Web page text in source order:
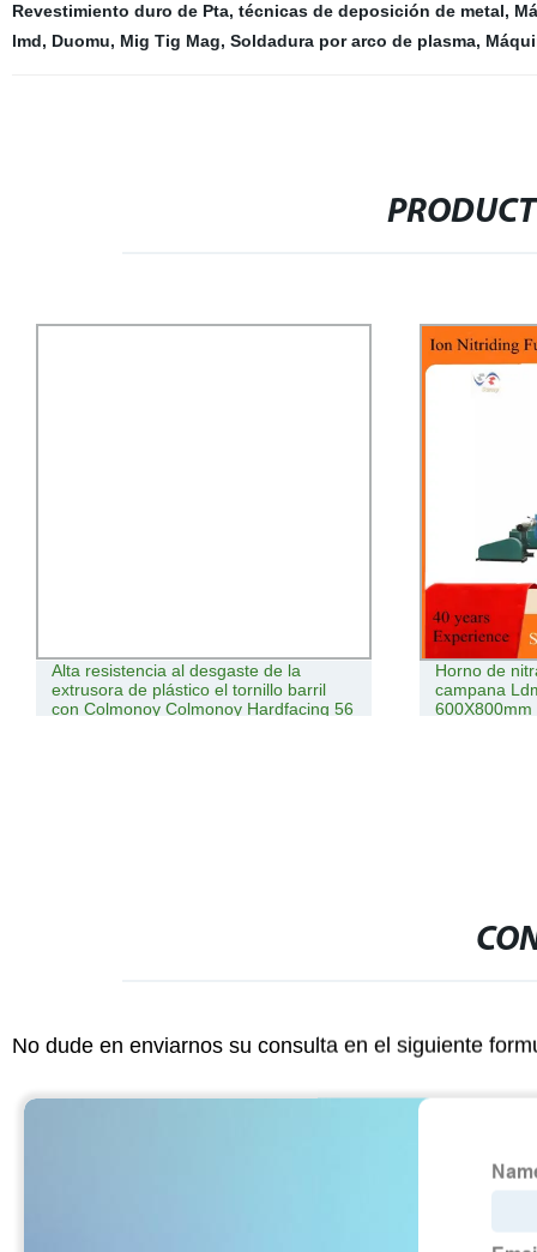
Revestimiento duro de Pta, técnicas de deposición de metal,
lmd, Duomu, Mig Tig Mag, Soldadura por arco de plasma,
Alta resistencia al desgaste de la
extrusora de plástico el tornillo barril
con Colmonoy Colmonoy Hardfacing 56
Horno de
campana
No dude en enviarnos su consulta en el siguiente